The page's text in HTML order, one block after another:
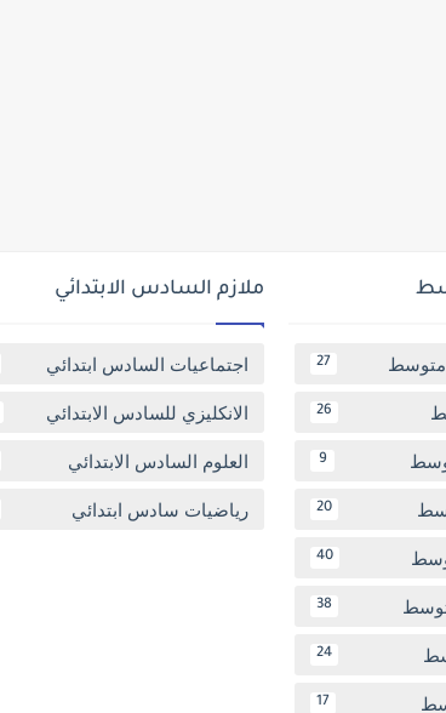
متوسط 27
26
9
20
40
38
24
17
ملازم السادس الابتدائي
اجتماعيات السادس ابتدائي
الانكليزي للسادس الابتدائي
العلوم السادس الابتدائي
رياضيات سادس ابتدائي